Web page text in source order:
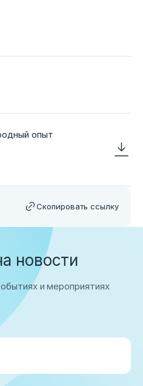
опыт
Скопировать ссылку
новости
и мероприятиях